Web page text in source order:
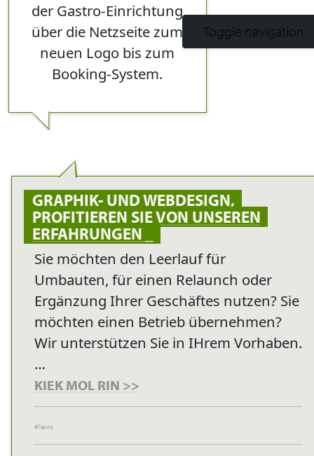
Toggle navigation
der Gastro-Einrichtung
über die Netzseite zum
neuen Logo bis zum
Booking-System.
GRAPHIK- UND WEBDESIGN,
PROFITIEREN SIE VON UNSEREN
ERFAHRUNGEN
Sie möchten den Leerlauf für
Umbauten, für einen Relaunch oder
Ergänzung Ihrer Geschäftes nutzen? Sie
möchten einen Betrieb übernehmen?
Wir unterstützen Sie in IHrem Vorhaben.
…
KIEK MOL RIN >>
News